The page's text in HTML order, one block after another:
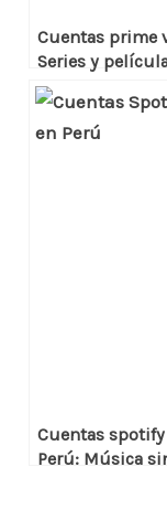
Cuentas prime
Series y
Cuentas
Perú: Música